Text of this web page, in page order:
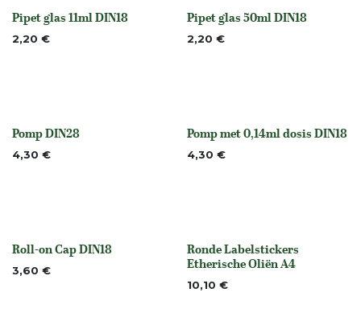
None
Pipet glas 11ml DIN18
2,20 € None
Pipet glas 50ml DIN18
2,20 €
Niet op voorraad
Pomp DIN28
4,30 € None
Pomp met 0,14ml dosis DIN18
4,30 €
None
Roll-on Cap DIN18
3,60 € None
Ronde Labelstickers
Etherische Oliën A4
10,10 €